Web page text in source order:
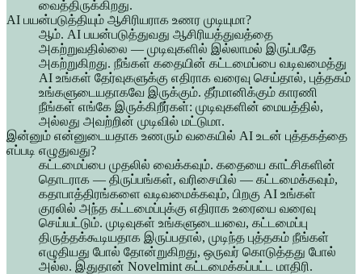
வைத்திருக்கிறது.
AI பயன்படுத்தியும் ஆசிரியராக உணர முடியுமா?
ஆம். AI பயன்படுத்துவது ஆசிரியத்துவத்தை
அகற்றுவதில்லை — முடிவுகளில் இல்லாமல் இருப்பதே
அகற்றுகிறது. நீங்கள் கதையின் கட்டமைப்பை வடிவமைத்து
AI உங்கள் தேர்வுகளுக்கு எதிராக வரைவு செய்தால், புத்தகம்
உங்களுடையதாகவே இருக்கும். தீர்மானிக்கும் காரணி
நீங்கள் எங்கே இருக்கிறீர்கள்: முடிவுகளின் மையத்தில்,
அல்லது அவற்றின் முடிவில் மட்டுமா.
இன்னும் என்னுடையதாக உணரும் வகையில் AI உடன் புத்தகத்தை
எப்படி எழுதுவது?
கட்டமைப்பை முதலில் வைக்கவும். கதையை காட்சிகளின்
தொடராக — திருப்பங்கள், வரிசையில் — கட்டமைக்கவும்,
கதாபாத்திரங்களை வடிவமைக்கவும், பிறகு AI உங்கள்
குரலில் அந்த கட்டமைப்புக்கு எதிராக உரையை வரைவு
செய்யட்டும். முடிவுகள் உங்களுடையவை, கட்டமைப்பு
திருத்தக்கூடியதாக இருப்பதால், முடிந்த புத்தகம் நீங்கள்
எழுதியது போல் தோன்றுகிறது, ஒருவர் கொடுத்தது போல்
அல்ல. இதுதான் Novelmint கட்டமைக்கப்பட்ட மாதிரி.